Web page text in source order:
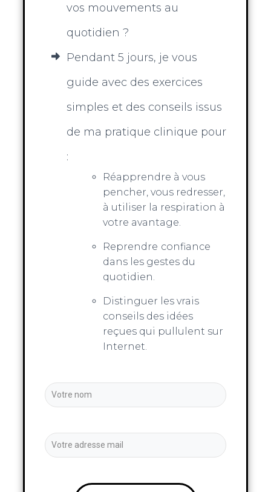
vos mouvements au
quotidien ?
Pendant 5 jours, je vous
guide avec des exercices
simples et des conseils issus
de ma pratique clinique pour
:
Réapprendre à vous
pencher, vous redresser,
à utiliser la respiration à
votre avantage.
Reprendre confiance
dans les gestes du
quotidien.
Distinguer les vrais
conseils des idées
reçues qui pullulent sur
Internet.